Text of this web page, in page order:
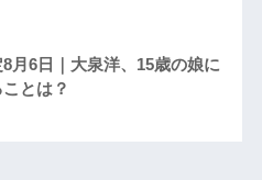
月6日｜大泉洋、15歳の娘に
とは？